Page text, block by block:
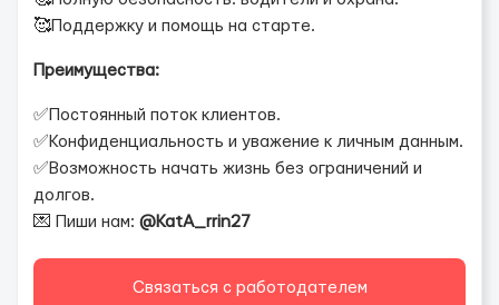
🥰Поддержку и помощь на старте.
Преимущества:
✅Постоянный поток клиентов.
✅Конфиденциальность и уважение к личным данным.
✅Возможность начать жизнь без ограничений и
долгов.
💌 Пиши нам: @KatA_rrin27
Связаться с работодателем